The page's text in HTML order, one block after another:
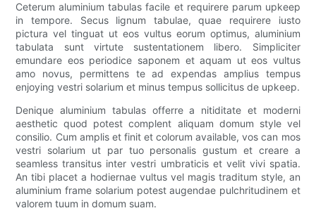
Ceterum aluminium tabulas facile et requirere parum upkeep
in tempore. Secus lignum tabulae, quae requirere iusto
pictura vel tinguat ut eos vultus eorum optimus, aluminium
tabulata sunt virtute sustentationem libero. Simpliciter
emundare eos periodice saponem et aquam ut eos vultus
amo novus, permittens te ad expendas amplius tempus
enjoying vestri solarium et minus tempus sollicitus de upkeep.
Denique aluminium tabulas offerre a nitiditate et moderni
aesthetic quod potest complent aliquam domum style vel
consilio. Cum amplis et finit et colorum available, vos can mos
vestri solarium ut par tuo personalis gustum et creare a
seamless transitus inter vestri umbraticis et velit vivi spatia.
An tibi placet a hodiernae vultus vel magis traditum style, an
aluminium frame solarium potest augendae pulchritudinem et
valorem tuum in domum suam.